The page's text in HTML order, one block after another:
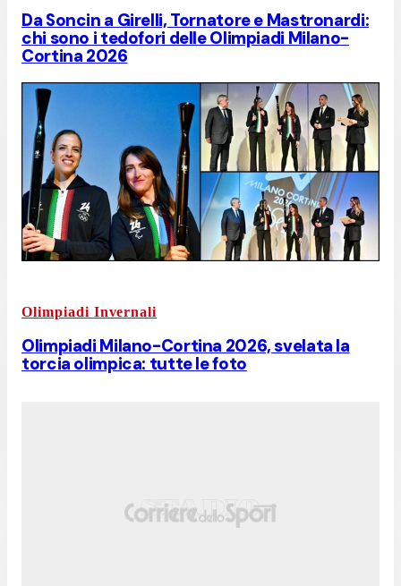
Da Soncin a Girelli, Tornatore e Mastronardi:
chi sono i tedofori delle Olimpiadi Milano-
Cortina 2026
Olimpiadi Invernali
Olimpiadi Milano-Cortina 2026, svelata la
torcia olimpica: tutte le foto